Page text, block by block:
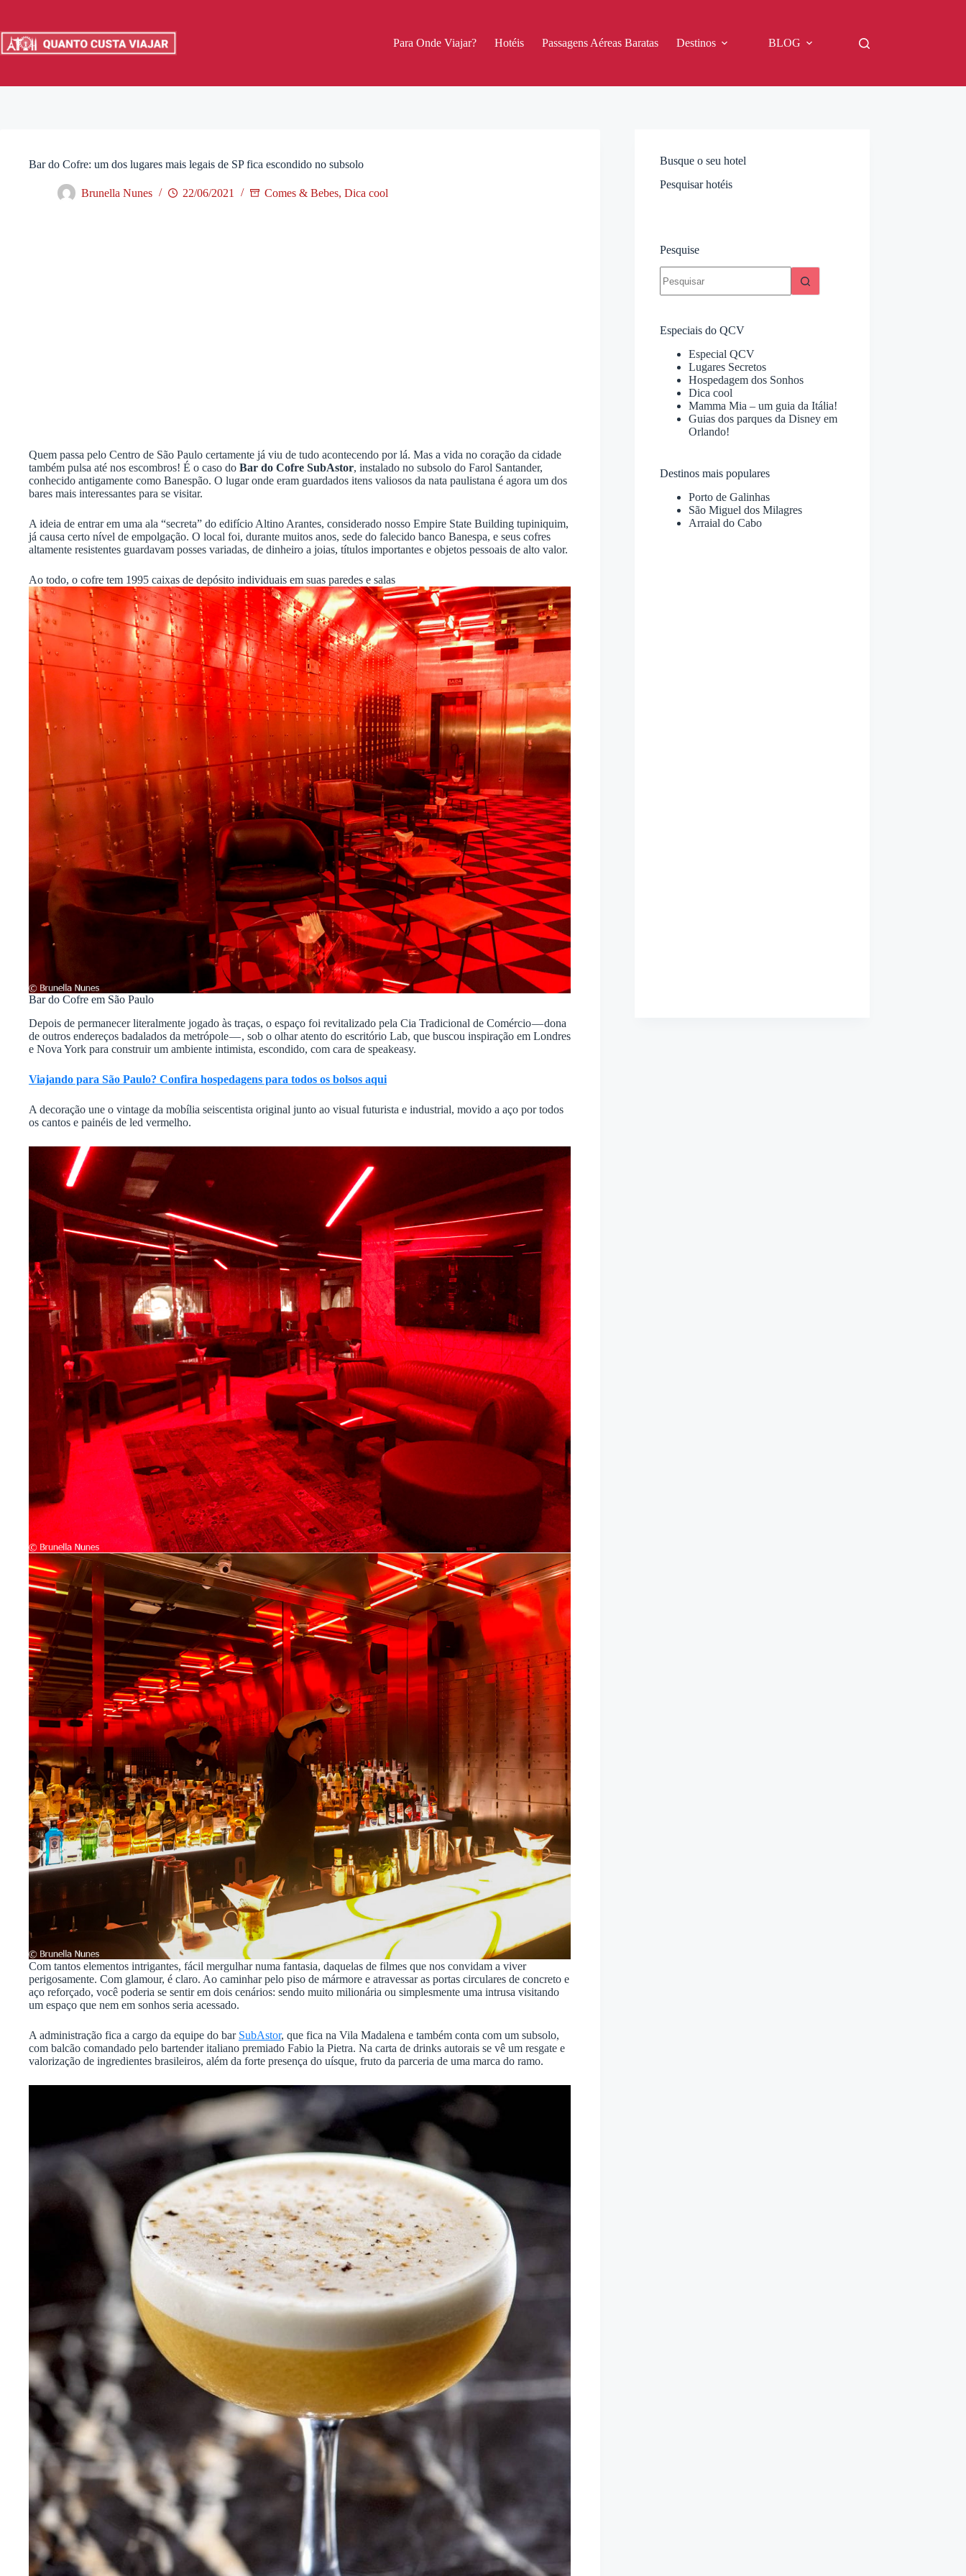
o
conteúdo
Para Onde Viajar? Hotéis Passagens Aéreas Baratas Destinos BLOG
Bar do Cofre: um dos lugares mais legais de SP fica escondido no subsolo
Brunella Nunes 22/06/2021 Comes & Bebes, Dica cool
Quem passa pelo Centro de São Paulo certamente já viu de tudo acontecendo por lá. Mas a vida no coração da cidade
também pulsa até nos escombros! É o caso do Bar do Cofre SubAstor, instalado no subsolo do Farol Santander,
conhecido antigamente como Banespão. O lugar onde eram guardados itens valiosos da nata paulistana é agora um dos
bares mais interessantes para se visitar.
A ideia de entrar em uma ala “secreta” do edifício Altino Arantes, considerado nosso Empire State Building tupiniquim,
já causa certo nível de empolgação. O local foi, durante muitos anos, sede do falecido banco Banespa, e seus cofres
altamente resistentes guardavam posses variadas, de dinheiro a joias, títulos importantes e objetos pessoais de alto valor.
Ao todo, o cofre tem 1995 caixas de depósito individuais em suas paredes e salas
Bar do Cofre em São Paulo
Depois de permanecer literalmente jogado às traças, o espaço foi revitalizado pela Cia Tradicional de Comércio — dona
de outros endereços badalados da metrópole — , sob o olhar atento do escritório Lab, que buscou inspiração em Londres
e Nova York para construir um ambiente intimista, escondido, com cara de speakeasy.
Viajando para São Paulo? Confira hospedagens para todos os bolsos aqui
A decoração une o vintage da mobília seiscentista original junto ao visual futurista e industrial, movido a aço por todos
os cantos e painéis de led vermelho.
Com tantos elementos intrigantes, fácil mergulhar numa fantasia, daquelas de filmes que nos convidam a viver
perigosamente. Com glamour, é claro. Ao caminhar pelo piso de mármore e atravessar as portas circulares de concreto e
aço reforçado, você poderia se sentir em dois cenários: sendo muito milionária ou simplesmente uma intrusa visitando
um espaço que nem em sonhos seria acessado.
A administração fica a cargo da equipe do bar SubAstor, que fica na Vila Madalena e também conta com um subsolo,
com balcão comandado pelo bartender italiano premiado Fabio la Pietra. Na carta de drinks autorais se vê um resgate e
valorização de ingredientes brasileiros, além da forte presença do uísque, fruto da parceria de uma marca do ramo.
Busque o seu hotel
Pesquisar hotéis
Pesquise
resultados
Especiais do QCV
Especial QCV
Lugares Secretos
Hospedagem dos Sonhos
Dica cool
Mamma Mia – um guia da Itália!
Guias dos parques da Disney em
Orlando!
Destinos mais populares
Porto de Galinhas
São Miguel dos Milagres
Arraial do Cabo